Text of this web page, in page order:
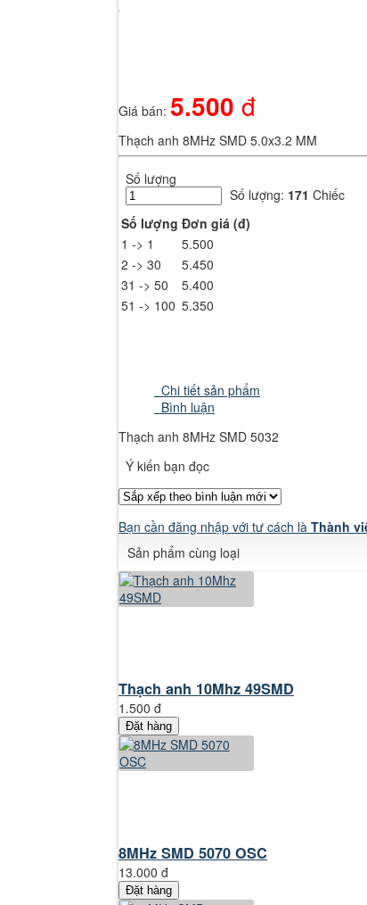
Giá bán: 5.500 đ
Thạch anh 8MHz SMD 5.0x3.2 MM
Số lượng
Số lượng: 171 Chiếc
Số lượng Đơn giá (đ)
1 -> 1
5.500
2 -> 30
5.450
31 -> 50
5.400
51 -> 100 5.350
Chi tiết sản phẩm
Bình luận
Thạch anh 8MHz SMD 5032
Ý kiến bạn đọc
Bạn cần đăng nhập với tư cách là Thành
Sản phẩm cùng loại
Thạch anh 10Mhz 49SMD
1.500 đ
Đặt hàng
8MHz SMD 5070 OSC
13.000 đ
Đặt hàng
Nhập một trong các mã dự phòng bạn đã nhận được.
Đăng nhập